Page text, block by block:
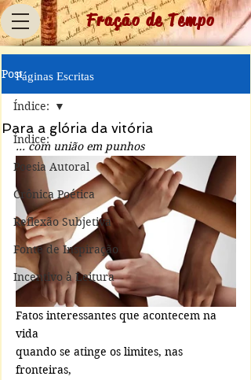
Fração de Tempo
Post
Índice:
Poesia Autoral
Crônica Poética
Reflexão Subjetiva
Fonte de Inspiração
Incentivo à Leitura
Índice:
Para a glória da vitória
... com união em punhos
Fatos interessantes que acontecem na
vida
quando se atinge os limites, nas
fronteiras,
Páginas Escritas